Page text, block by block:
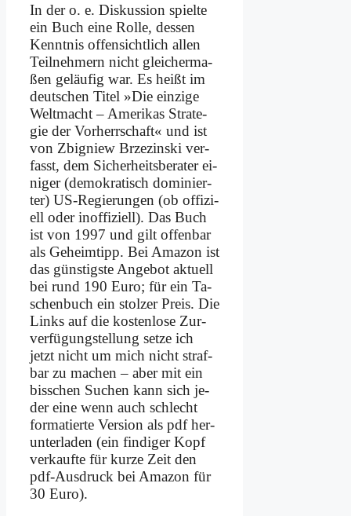
In der o. e. Dis­kus­si­on spiel­te
ein Buch ei­ne Rol­le, des­sen
Kennt­nis of­fen­sicht­lich al­len
Teil­neh­mern nicht glei­cher­ma­
ßen ge­läu­fig war. Es heißt im
deut­schen Ti­tel »Die ein­zi­ge
Welt­macht – Ame­ri­kas Stra­te­
gie der Vor­herr­schaft« und ist
von Zbi­gniew Brze­zin­ski ver­
fasst, dem Si­cher­heits­be­ra­ter ei­
ni­ger (de­mo­kra­tisch do­mi­nier­
ter) US-Re­gie­run­gen (ob of­fi­zi­
ell oder in­of­fi­zi­ell). Das Buch
ist von 1997 und gilt of­fen­bar
als Ge­heim­tipp. Bei Ama­zon ist
das gün­stig­ste An­ge­bot ak­tu­ell
bei rund 190 Eu­ro; für ein Ta­
schen­buch ein stol­zer Preis. Die
Links auf die ko­sten­lo­se Zur­
ver­fü­gung­stel­lung set­ze ich
jetzt nicht um mich nicht straf­
bar zu ma­chen – aber mit ein
biss­chen Su­chen kann sich je­
der ei­ne wenn auch schlecht
for­ma­tier­te Ver­si­on als pdf her­
un­ter­la­den (ein fin­di­ger Kopf
ver­kauf­te für kur­ze Zeit den
pdf-Aus­druck bei Ama­zon für
30 Eu­ro).